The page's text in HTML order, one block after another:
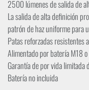
2500 lúmenes de salida de
La salida de alta definición
patrón de haz uniforme para
Patas reforzadas resistentes
Alimentado por batería M18
Garantía de por vida limitada
Batería no incluida